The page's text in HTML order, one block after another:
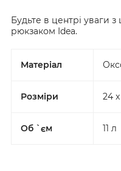
Будьте в центрі уваги
рюкзаком Idea.
Матеріал
Розміри 24 x
Об `єм 11 л